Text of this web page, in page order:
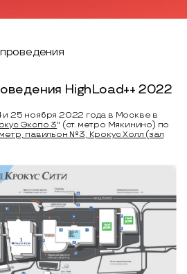
HighLoad++ 2022
25 ноября 2022 года в Москве в
Экспо 3" (ст. метро Мякинино) по
павильон №3, Крокус Холл (зал